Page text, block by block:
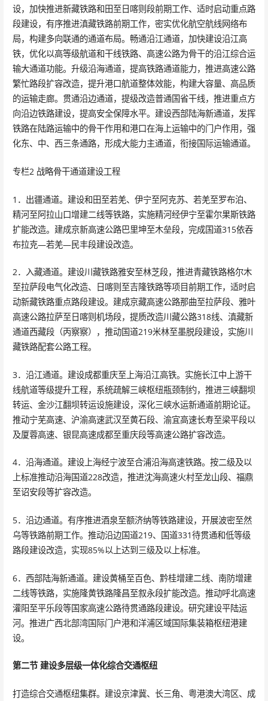
设，加快推进新藏铁路和田至日喀则段前期工作、适时启动重点路
段建设，有序推进滇藏铁路前期工作，密实优化航空航线网络布
局，构建多向联通的通道布局。畅通沿江通道，加快建设沿江高
铁，优化以高等级航道和干线铁路、高速公路为骨干的沿江综合运
输大通道功能。升级沿海通道，提高铁路通道能力，推进高速公路
繁忙路段扩容改造，提升港口航道整体效能，构建大容量、高品质
的运输走廊。贯通沿边通道，提级改造普通国省干线，推进重点方
向沿边铁路建设，提高安全保障水平。建设西部陆海新通道，发挥
铁路在陆路运输中的骨干作用和港口在海上运输中的门户作用，强
化东、中、西三条通路，形成大能力主通道，衔接国际运输通道。
专栏2 战略骨干通道建设工程
1．出疆通道。建设和田至若羌、伊宁至阿克苏、若羌至罗布泊、
精河至阿拉山口增建二线等铁路，实施精河经伊宁至霍尔果斯铁路
扩能改造。建成京新高速公路巴里坤至木垒段，完成国道315依吞
布拉克—若羌—民丰段建设改造。
2．入藏通道。建设川藏铁路雅安至林芝段，推进青藏铁路格尔木
至拉萨段电气化改造、日喀则至吉隆铁路等项目前期工作，适时启
动新藏铁路重点路段建设。建成京藏高速公路那曲至拉萨段、雅叶
高速公路拉萨至日喀则机场段，提质改造川藏公路318线、滇藏新
通道西藏段（丙察察），推动国道219米林至墨脱段建设，实施川
藏铁路配套公路工程。
3．沿江通道。建设成都重庆至上海沿江高铁。实施长江中上游干
线航道等级提升工程，系统疏解三峡枢纽瓶颈制约，推进三峡翻坝
转运、金沙江翻坝转运设施建设，深化三峡水运新通道前期论证。
推动宁芜高速、沪渝高速武汉至黄石段、渝宜高速长寿至梁平段以
及厦蓉高速、银昆高速成都至重庆段等高速公路扩容改造。
4．沿海通道。建设上海经宁波至合浦沿海高速铁路。按二级及以
上标准推动沿海国道228改造，推进沈海高速火村至龙山段、福鼎
至诏安段等扩容改造。
5．沿边通道。有序推进酒泉至额济纳等铁路建设，开展波密至然
乌等铁路前期工作。推动沿边国道219、国道331待贯通和低等级
路段建设改造，实现85%以上达到三级及以上标准。
6．西部陆海新通道。建设黄桶至百色、黔桂增建二线、南防增建
二线等铁路，实施隆黄铁路隆昌至叙永段扩能改造。推动呼北高速
灌阳至平乐段等国家高速公路待贯通路段建设。研究建设平陆运
河。推进广西北部湾国际门户港和洋浦区域国际集装箱枢纽港建
设。
第二节 建设多层级一体化综合交通枢纽
打造综合交通枢纽集群。建设京津冀、长三角、粤港澳大湾区、成